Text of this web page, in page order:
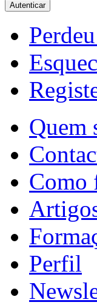
Autenticar
Quem
Como
Perfil